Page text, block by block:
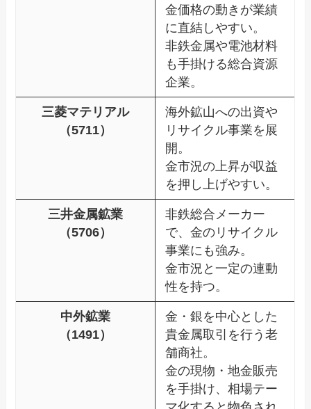
金価格の動きが業績
に直結しやすい。
非鉄金属や電池材料
も手掛ける総合資源
企業。
三菱マテリアル
（5711）
海外鉱山への出資や
リサイクル事業を展
開。
金市況の上昇が収益
を押し上げやすい。
三井金属鉱業
（5706）
非鉄総合メーカー
で、金のリサイクル
事業にも強み。
金市況と一定の連動
性を持つ。
中外鉱業
（1491）
金・銀を中心とした
貴金属取引を行う老
舗商社。
金の現物・地金販売
を手掛け、相場テー